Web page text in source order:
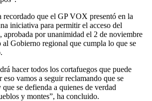
recordado que el GP VOX presentó en la
iniciativa para permitir el acceso del
aprobada por unanimidad el 2 de noviembre
Gobierno regional que cumpla lo que se
hacer todos los cortafuegos que puede
eso vamos a seguir reclamando que se
se defienda a quienes de verdad
y montes”, ha concluido.